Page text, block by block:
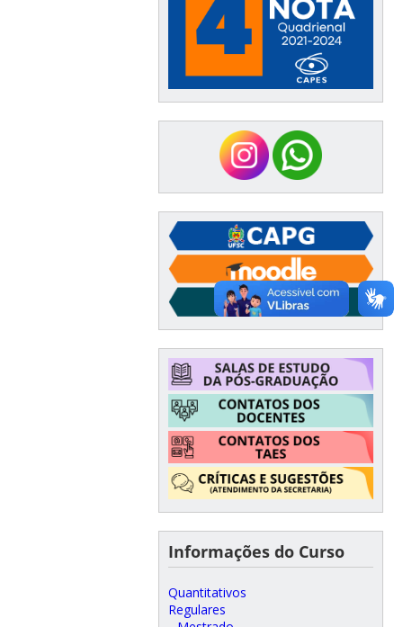
Informações do Curso
Quantitativos
Regulares